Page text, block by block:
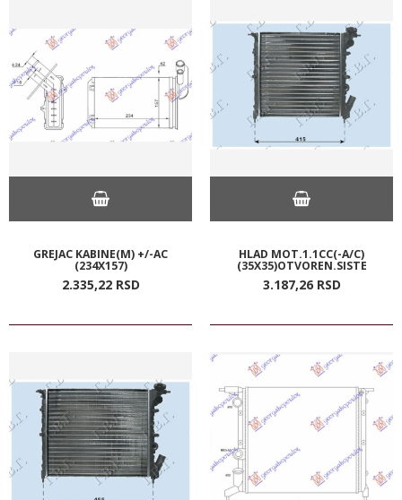
GREJAC KABINE(M) +/-AC
(234X157)
2.335,22 RSD
HLAD MOT.1.1CC(-A/C)
(35X35)OTVOREN.SISTE
3.187,26 RSD